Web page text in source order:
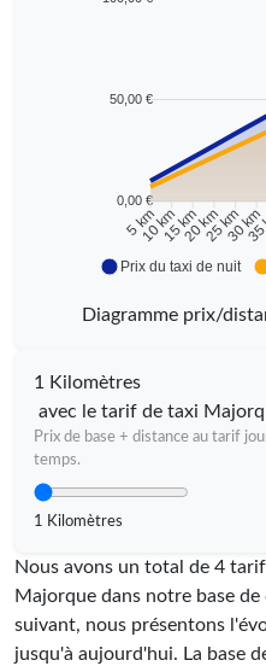
50,00 €
0,00 €
5 km
10 km15 km20 km25 km30 km
Prix du taxi de nuit
Diagramme prix/
1 Kilomètres
avec le tarif de taxi
Prix de base + distance au tarif
temps.
1 Kilomètres
Nous avons un total de 4
Majorque dans notre base
suivant, nous présentons
jusqu'à aujourd'hui. La base